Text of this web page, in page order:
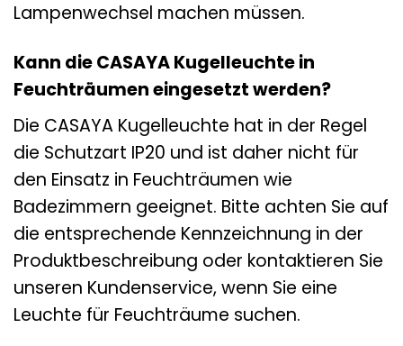
Lampenwechsel machen müssen.
Kann die CASAYA Kugelleuchte in
Feuchträumen eingesetzt werden?
Die CASAYA Kugelleuchte hat in der Regel
die Schutzart IP20 und ist daher nicht für
den Einsatz in Feuchträumen wie
Badezimmern geeignet. Bitte achten Sie auf
die entsprechende Kennzeichnung in der
Produktbeschreibung oder kontaktieren Sie
unseren Kundenservice, wenn Sie eine
Leuchte für Feuchträume suchen.